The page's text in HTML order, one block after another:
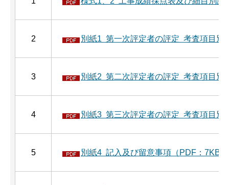
2 別紙1 第一次評定者の評定 考査項目別
3 別紙2 第二次評定者の評定 考査項目別
4 別紙3 第三次評定者の評定 考査項目別
5 別紙4 記入及び留意事項（PDF：7KB）